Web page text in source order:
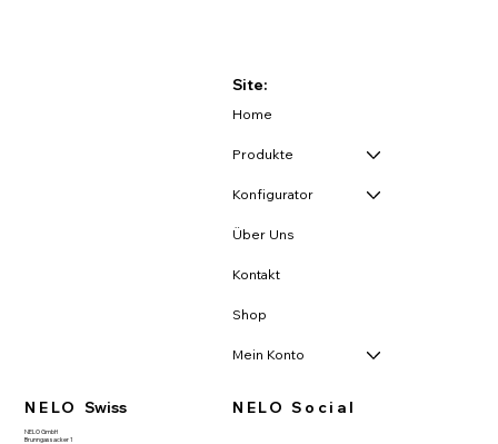
Site:
Home
Produkte
Konfigurator
Über Uns
Kontakt
Shop
Mein Konto
NELO Swiss
NELO GmbH
Brunngassacker 1
NELO Social